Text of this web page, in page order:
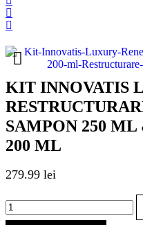
KIT INNOVATIS
SAMPON 250
200 ML
279.99 lei